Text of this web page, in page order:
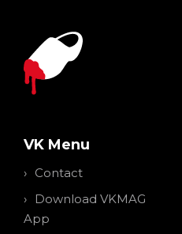
VK Menu
Contact
Download VKMAG
App